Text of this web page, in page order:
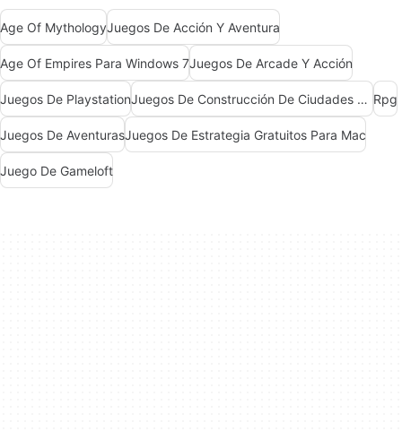
Age Of MythologyJuegos De Acción Y Aventura
Age Of Empires Para Windows 7Juegos De Arcade Y Acción
Juegos De Playstation Juegos De Construcción De Ciudades Para Windows Rpg
Juegos De AventurasJuegos De Estrategia Gratuitos Para Mac
Juego De Gameloft